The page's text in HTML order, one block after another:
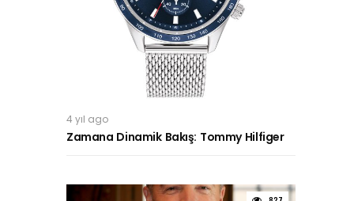
4 yıl ago
Zamana Dinamik Bakış: Tommy Hilfiger